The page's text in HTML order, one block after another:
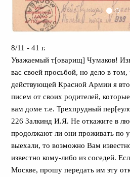
8/11 - 41 г.
Уважаемый т[оварищ] Чумаков!
вас своей просьбой, но дело в том,
действующей Красной Армии я
писем от своих родителей,
вам доме т.е. Трехпрудный
226 Залкинд И.Я. Не откажите в
продолжают ли они проживать по
выехали, то возможно Вам
известно кому-либо из соседей.
Москве, прошу передать им эту